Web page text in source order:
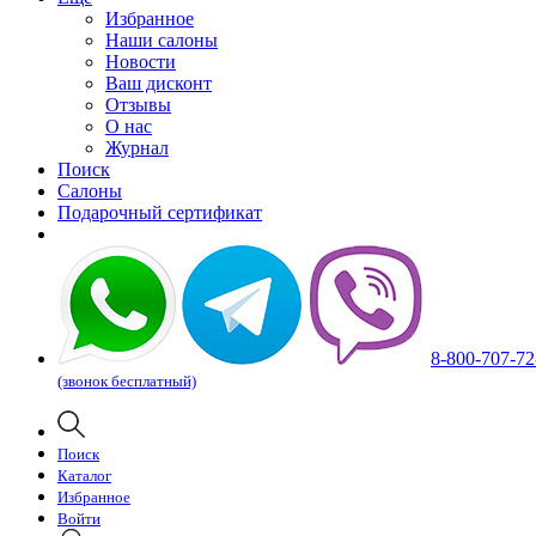
Избранное
Наши салоны
Новости
Ваш дисконт
Отзывы
О нас
Журнал
Поиск
Салоны
Подарочный сертификат
8-800-707-
(звонок бесплатный)
Поиск
Каталог
Избранное
Войти